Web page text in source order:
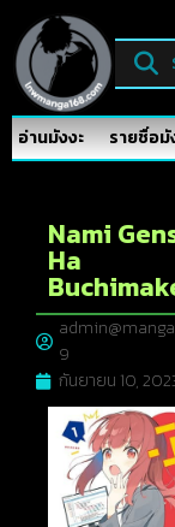
อ่านมังงะ รายชื่อมั
Nami
Ha
9
กันยายน 10,